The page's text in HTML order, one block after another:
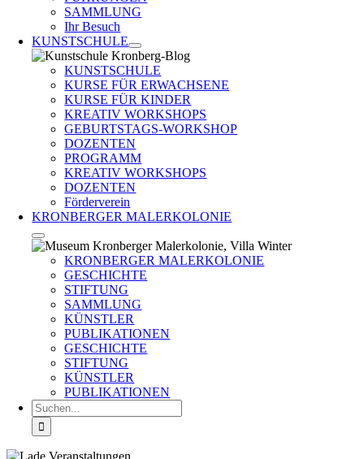
SAMMLUNG
Ihr Besuch
KUNSTSCHULE
KUNSTSCHULE
KURSE FÜR ERWACHSENE
KURSE FÜR KINDER
KREATIV WORKSHOPS
GEBURTSTAGS-WORKSHOP
DOZENTEN
PROGRAMM
KREATIV WORKSHOPS
DOZENTEN
Förderverein
KRONBERGER MALERKOLONIE
KRONBERGER MALERKOLONIE
GESCHICHTE
STIFTUNG
SAMMLUNG
KÜNSTLER
PUBLIKATIONEN
GESCHICHTE
STIFTUNG
KÜNSTLER
PUBLIKATIONEN
Suche
nach: